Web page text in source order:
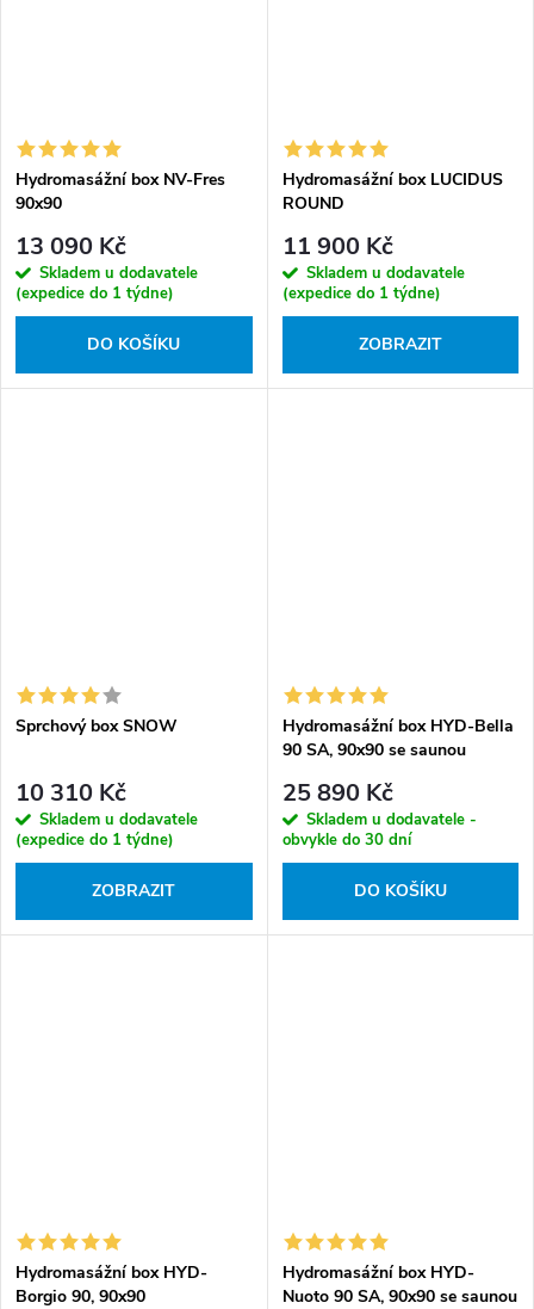
Hydromasážní box NV-Fres
90x90
13 090 Kč
Skladem u dodavatele
(expedice do 1 týdne)
DO KOŠÍKU
Hydromasážní box LUCIDUS
ROUND
11 900 Kč
Skladem u dodavatele
(expedice do 1 týdne)
ZOBRAZIT
Sprchový box SNOW
10 310 Kč
Skladem u dodavatele
(expedice do 1 týdne)
ZOBRAZIT
Hydromasážní box HYD-Bella
90 SA, 90x90 se saunou
25 890 Kč
Skladem u dodavatele -
obvykle do 30 dní
DO KOŠÍKU
Hydromasážní box HYD-
Borgio 90, 90x90
Hydromasážní box HYD-
Nuoto 90 SA, 90x90 se saunou